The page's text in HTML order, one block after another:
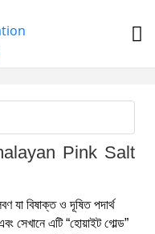
Pink Salt
যা বিষাক্ত ও দূষিত পদার্থ
সেখানে এটি “হোয়াইট গোল্ড”